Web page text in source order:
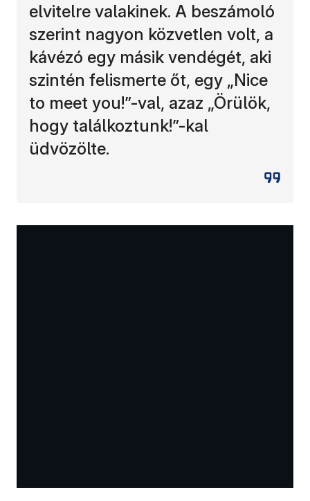
elvitelre valakinek. A beszámoló
szerint nagyon közvetlen volt, a
kávézó egy másik vendégét, aki
szintén felismerte őt, egy „Nice
to meet you!”-val, azaz „Örülök,
hogy találkoztunk!”-kal
üdvözölte.